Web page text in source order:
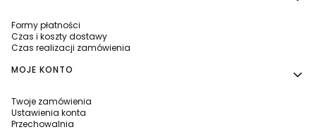
Formy płatności
Czas i koszty dostawy
Czas realizacji zamówienia
MOJE KONTO
Twoje zamówienia
Ustawienia konta
Przechowalnia